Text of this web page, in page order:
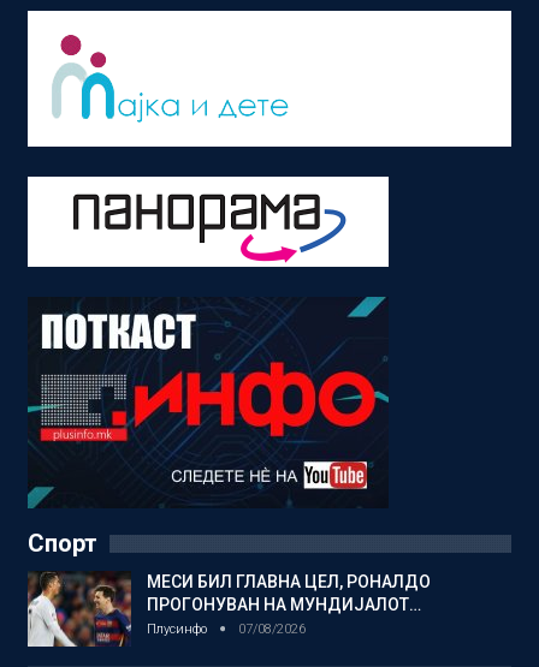
Спорт
МЕСИ БИЛ ГЛАВНА ЦЕЛ, РОНАЛДО
ПРОГОНУВАН НА МУНДИЈАЛОТ…
Плусинфо 07/08/2026